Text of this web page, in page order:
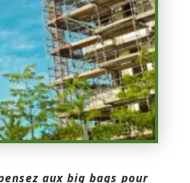
aux big bags pour